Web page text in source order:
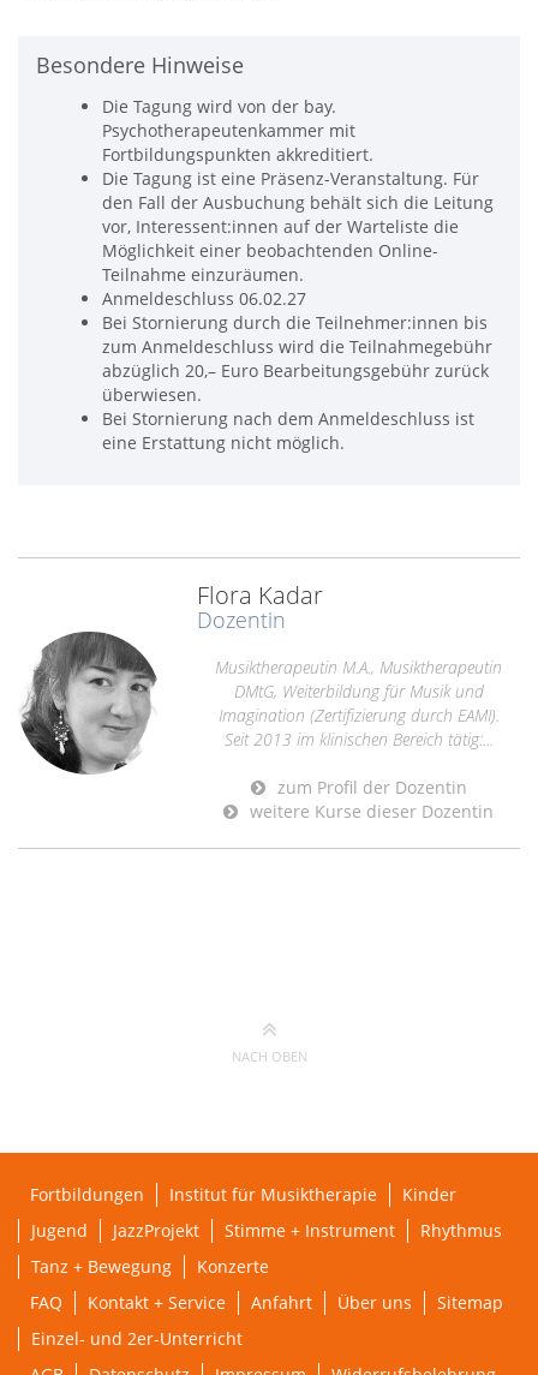
Besondere Hinweise
Die Tagung wird von der bay.
Psychotherapeutenkammer mit
Fortbildungspunkten akkreditiert.
Die Tagung ist eine Präsenz-Veranstaltung. Für
den Fall der Ausbuchung behält sich die Leitung
vor, Interessent:innen auf der Warteliste die
Möglichkeit einer beobachtenden Online-
Teilnahme einzuräumen.
Anmeldeschluss 06.02.27
Bei Stornierung durch die Teilnehmer:innen bis
zum Anmeldeschluss wird die Teilnahmegebühr
abzüglich 20,– Euro Bearbeitungsgebühr zurück
überwiesen.
Bei Stornierung nach dem Anmeldeschluss ist
eine Erstattung nicht möglich.
Flora Kadar
Dozentin
Musiktherapeutin M.A., Musiktherapeutin
DMtG, Weiterbildung für Musik und
Imagination (Zertifizierung durch EAMI).
Seit 2013 im klinischen Bereich tätig:...
zum Profil der Dozentin
weitere Kurse dieser Dozentin
NACH OBEN
Fortbildungen Institut für Musiktherapie
Kinder
Jugend
JazzProjekt Stimme + Instrument
Rhythmus
Tanz + Bewegung
Konzerte
FAQ
Kontakt + Service Anfahrt Über uns
Sitemap
Einzel- und 2er-Unterricht